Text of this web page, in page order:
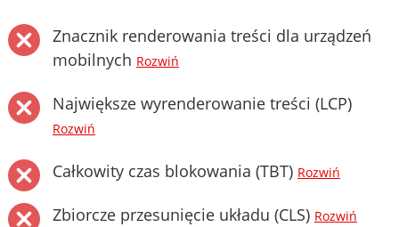
Znacznik renderowania treści dla urządzeń
mobilnych Rozwiń
Największe wyrenderowanie treści (LCP)
Rozwiń
Całkowity czas blokowania (TBT) Rozwiń
Zbiorcze przesunięcie układu (CLS) Rozwiń